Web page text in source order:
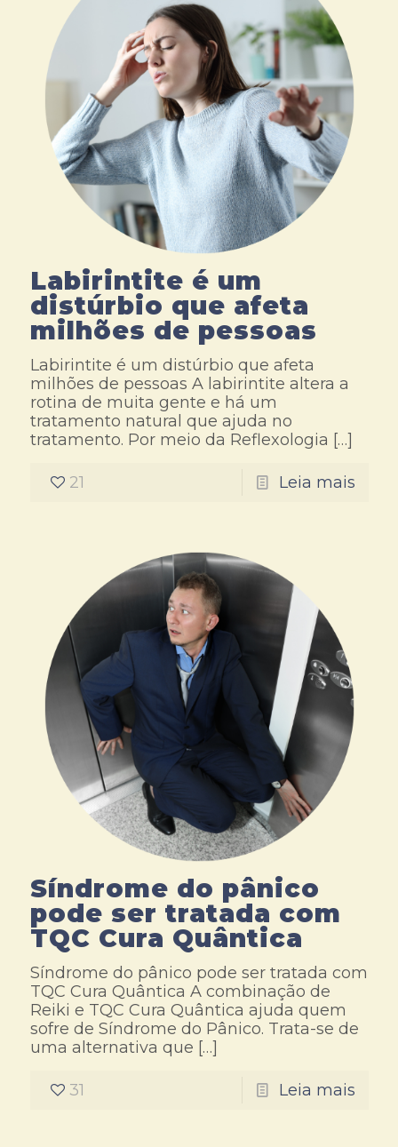
Labirintite é um
distúrbio que afeta
milhões de pessoas
Labirintite é um distúrbio que afeta
milhões de pessoas A labirintite altera a
rotina de muita gente e há um
tratamento natural que ajuda no
tratamento. Por meio da Reflexologia […]
21 Leia mais
Síndrome do pânico
pode ser tratada com
TQC Cura Quântica
Síndrome do pânico pode ser tratada com
TQC Cura Quântica A combinação de
Reiki e TQC Cura Quântica ajuda quem
sofre de Síndrome do Pânico. Trata-se de
uma alternativa que […]
31 Leia mais